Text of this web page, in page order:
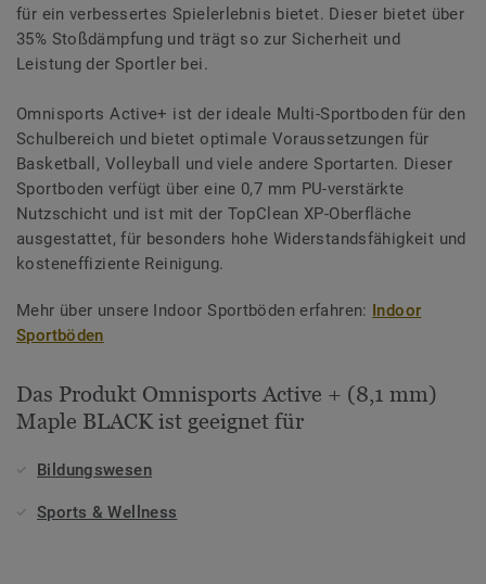
für ein verbessertes Spielerlebnis bietet. Dieser bietet über
35% Stoßdämpfung und trägt so zur Sicherheit und
Leistung der Sportler bei.
Omnisports Active+ ist der ideale Multi-Sportboden für den
Schulbereich und bietet optimale Voraussetzungen für
Basketball, Volleyball und viele andere Sportarten. Dieser
Sportboden verfügt über eine 0,7 mm PU-verstärkte
Nutzschicht und ist mit der TopClean XP-Oberfläche
ausgestattet, für besonders hohe Widerstandsfähigkeit und
kosteneffiziente Reinigung.
Mehr über unsere Indoor Sportböden erfahren: Indoor
Sportböden
Das Produkt Omnisports Active + (8,1 mm)
Maple BLACK ist geeignet für
Bildungswesen
Sports & Wellness